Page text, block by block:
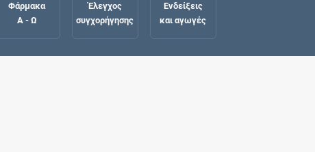
Φάρμακα
Α - Ω
Έλεγχος
συγχορήγησης
Ενδείξεις
και αγωγές